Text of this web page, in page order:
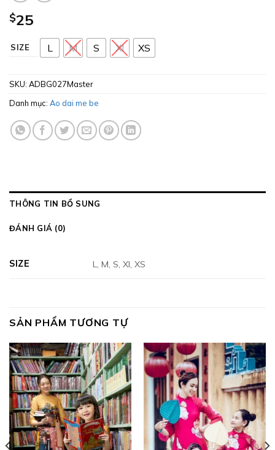
$25
SIZE L M S Xl XS
SKU: ADBG027Master
Danh mục: Ao dai me be
THÔNG TIN BỔ SUNG
ĐÁNH GIÁ (0)
SIZE L, M, S, Xl, XS
SẢN PHẨM TƯƠNG TỰ